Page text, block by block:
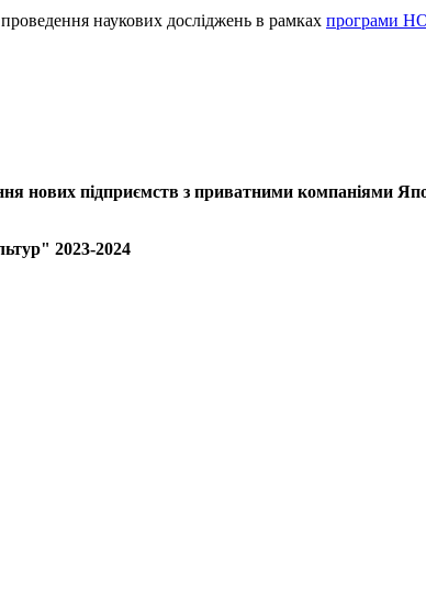
наукових досліджень в рамках програми
нових підприємств з приватними компаніями
2023-2024